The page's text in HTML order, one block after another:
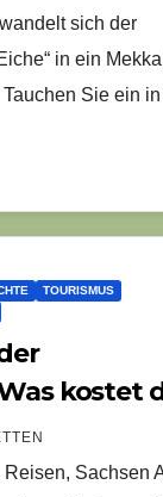
sich der
in ein
Sie ein
TOURISMUS
kostet
Sachsen